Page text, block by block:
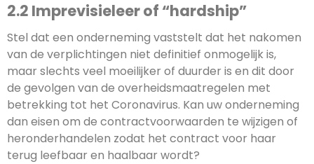
2.2 Imprevisieleer of “hardship”
Stel dat een onderneming vaststelt dat het nakomen
van de verplichtingen niet definitief onmogelijk is,
maar slechts veel moeilijker of duurder is en dit door
de gevolgen van de overheidsmaatregelen met
betrekking tot het Coronavirus. Kan uw onderneming
dan eisen om de contractvoorwaarden te wijzigen of
heronderhandelen zodat het contract voor haar
terug leefbaar en haalbaar wordt?